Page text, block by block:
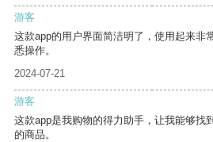
游客
这款app的用户界面简洁明了，使用起来非
悉操作。
2024-07-21
游客
这款app是我购物的得力助手，让我能够找
的商品。